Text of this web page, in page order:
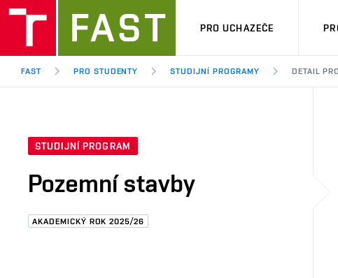
PRO UCHAZEČE
FAST PRO STUDENTY STUDIJNÍ PROGRAMY DETAIL
STUDIJNÍ PROGRAM
Pozemní stavby
AKADEMICKÝ ROK 2025/26